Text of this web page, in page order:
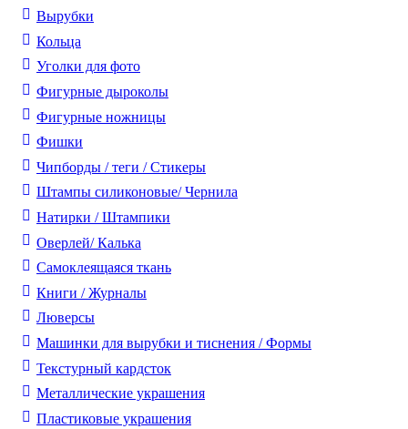
Вырубки
Кольца
Уголки для фото
Фигурные дыроколы
Фигурные ножницы
Фишки
Чипборды / теги / Стикеры
Штампы силиконовые/ Чернила
Натирки / Штампики
Оверлей/ Калька
Самоклеящаяся ткань
Книги / Журналы
Люверсы
Машинки для вырубки и тиснения / Формы
Текстурный кардсток
Металлические украшения
Пластиковые украшения